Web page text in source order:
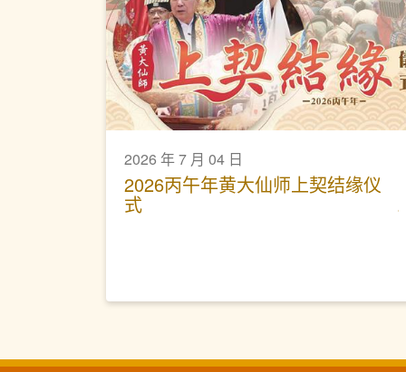
2026 年 7 月 04 日
2026丙午年黄大仙师上契结缘仪
式